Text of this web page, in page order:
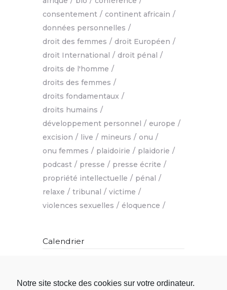
Notre site stocke des cookies sur votre ordinateur.
consentement
continent africain
données personnelles
droit des femmes
droit Européen
droit International
droit pénal
droits de l'homme
droits des femmes
droits fondamentaux
droits humains
développement personnel
europe
excision
live mineurs
onu
onu femmes
plaidoirie
plaidorie
podcast
presse
presse écrite
propriété intellectuelle
pénal
relaxe
tribunal
victime
violences sexuelles
éloquence
Calendrier
1 2 3 4 5 6
7